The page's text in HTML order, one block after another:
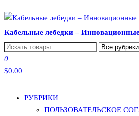
к
содержимому
Кабельные лебедки –
0
$0.00
РУБРИКИ
ПОЛЬЗОВАТЕЛЬСКОЕ